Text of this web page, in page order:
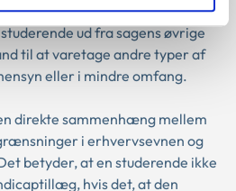
Det vurderes i
ud fra sagens øvrige
til at varetage andre typer af
eller i mindre omfang.
direkte sammenhæng mellem
i erhvervsevnen og
betyder, at en studerende ikke
hvis det, at den